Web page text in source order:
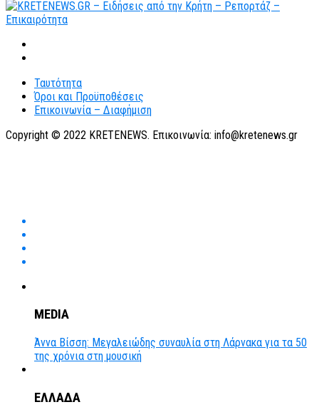
Ταυτότητα
Όροι και Προϋποθέσεις
Επικοινωνία – Διαφήμιση
Copyright © 2022 KRETENEWS. Επικοινωνία: info@kretenews.gr
MEDIA
Άννα Βίσση: Μεγαλειώδης συναυλία στη Λάρνακα για τα 50
της χρόνια στη μουσική
ΕΛΛΑΔΑ